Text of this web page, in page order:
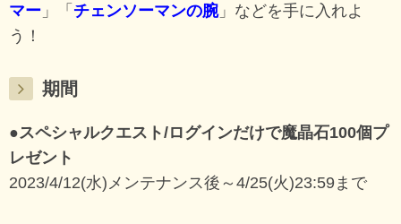
マー 」「 チェンソーマンの腕」などを手に入れよ
う！
期間
●スペシャルクエスト/ログインだけで魔晶石100個プ
レゼント
2023/4/12(水)メンテナンス後～4/25(火)23:59まで